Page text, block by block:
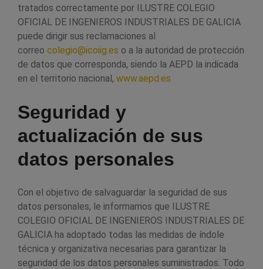
tratados correctamente por ILUSTRE COLEGIO
OFICIAL DE INGENIEROS INDUSTRIALES DE GALICIA
puede dirigir sus reclamaciones al
correo colegio@icoiig.es o a la autoridad de protección
de datos que corresponda, siendo la AEPD la indicada
en el territorio nacional, www.aepd.es
Seguridad y
actualización de sus
datos personales
Con el objetivo de salvaguardar la seguridad de sus
datos personales, le informamos que ILUSTRE
COLEGIO OFICIAL DE INGENIEROS INDUSTRIALES DE
GALICIA ha adoptado todas las medidas de índole
técnica y organizativa necesarias para garantizar la
seguridad de los datos personales suministrados. Todo